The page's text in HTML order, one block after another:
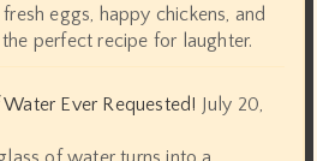
eggs, happy chickens, and
perfect recipe for laughter.
Ever Requested! July 20,